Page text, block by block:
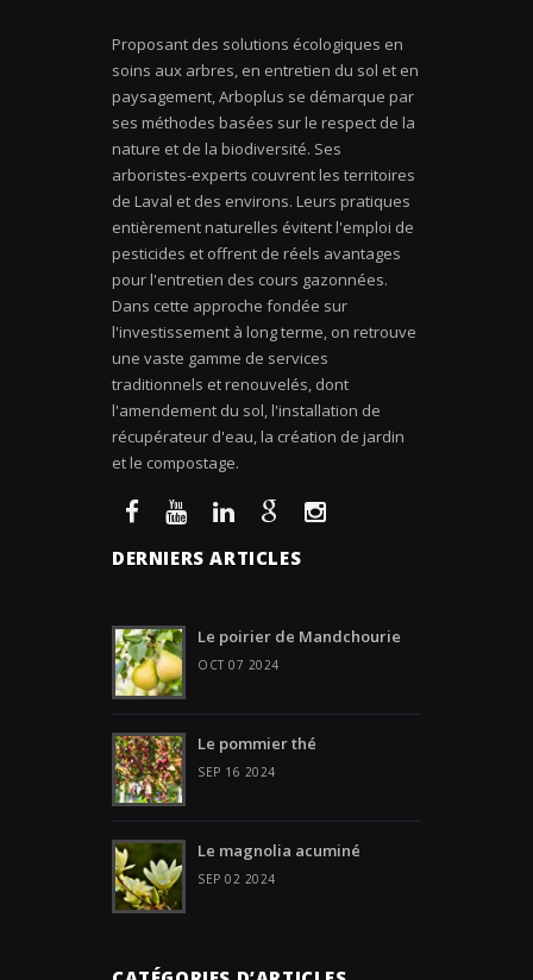
Proposant des solutions écologiques en
soins aux arbres, en entretien du sol et en
paysagement, Arboplus se démarque par
ses méthodes basées sur le respect de la
nature et de la biodiversité. Ses
arboristes-experts couvrent les territoires
de Laval et des environs. Leurs pratiques
entièrement naturelles évitent l'emploi de
pesticides et offrent de réels avantages
pour l'entretien des cours gazonnées.
Dans cette approche fondée sur
l'investissement à long terme, on retrouve
une vaste gamme de services
traditionnels et renouvelés, dont
l'amendement du sol, l'installation de
récupérateur d'eau, la création de jardin
et le compostage.
DERNIERS ARTICLES
Le poirier de Mandchourie
OCT 07 2024
Le pommier thé
SEP 16 2024
Le magnolia acuminé
SEP 02 2024